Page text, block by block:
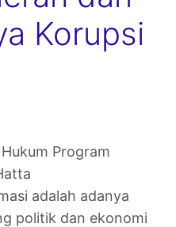
Korupsi
Program
adalah adanya
politik dan ekonomi